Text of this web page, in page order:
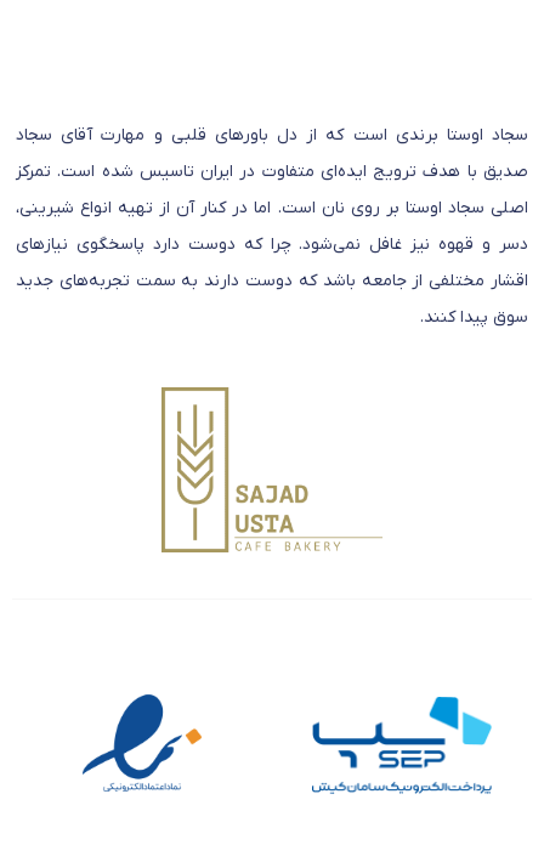
سجاد اوستا برندی است که از دل باورهای قلبی و مهارت آقای سجاد
صدیق با هدف ترویج ایده‌ای متفاوت در ایران تاسیس شده است. تمرکز
اصلی سجاد اوستا بر روی نان است. اما در کنار آن از تهیه انواع شیرینی،
دسر و قهوه نیز غافل نمی‌شود. چرا که دوست دارد پاسخگوی نیازهای
اقشار مختلفی از جامعه باشد که دوست دارند به سمت تجربه‌های جدید
سوق پیدا کنند.